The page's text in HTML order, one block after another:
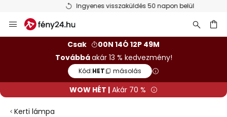
Ingyenes visszaküldés 50 napon belül
Ugrás
a
Csak
00N 14Ó 12P 49M
Továbbáakár 13 % kedvezmény!
Kód:HET másolás
WOW HÉT | Akár 70 %
Kerti lámpa